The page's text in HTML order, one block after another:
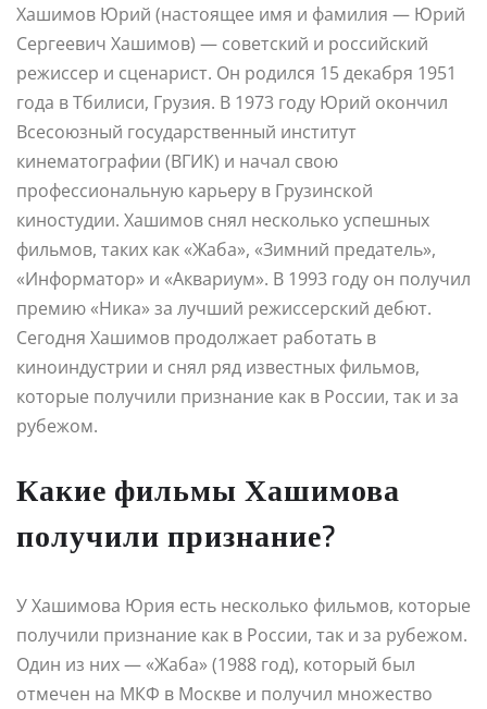
Хашимов Юрий (настоящее имя и фамилия — Юрий
Сергеевич Хашимов) — советский и российский
режиссер и сценарист. Он родился 15 декабря 1951
года в Тбилиси, Грузия. В 1973 году Юрий окончил
Всесоюзный государственный институт
кинематографии (ВГИК) и начал свою
профессиональную карьеру в Грузинской
киностудии. Хашимов снял несколько успешных
фильмов, таких как «Жаба», «Зимний предатель»,
«Информатор» и «Аквариум». В 1993 году он получил
премию «Ника» за лучший режиссерский дебют.
Сегодня Хашимов продолжает работать в
киноиндустрии и снял ряд известных фильмов,
которые получили признание как в России, так и за
рубежом.
Какие фильмы Хашимова
получили признание?
У Хашимова Юрия есть несколько фильмов, которые
получили признание как в России, так и за рубежом.
Один из них — «Жаба» (1988 год), который был
отмечен на МКФ в Москве и получил множество